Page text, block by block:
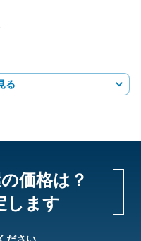
る
価格は？
します